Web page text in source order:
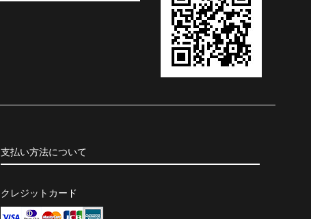
支払い方法について
クレジットカード